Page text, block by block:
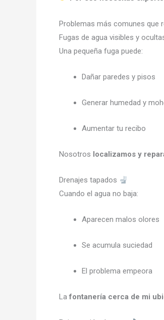
Problemas más comunes que
Fugas de agua visibles y
Una pequeña fuga puede:
Dañar paredes y pisos
Generar humedad y
Aumentar tu recibo
Nosotros localizamos y
Drenajes tapados
Cuando el agua no baja:
Aparecen malos olores
Se acumula suciedad
El problema empeora
Lafontanería cerca de mi